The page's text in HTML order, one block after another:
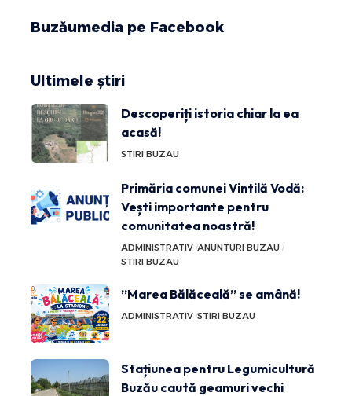
Buzăumedia pe Facebook
Ultimele știri
Descoperiți istoria chiar la ea
acasă!
STIRI BUZAU
Primăria comunei Vintilă Vodă:
Vești importante pentru
comunitatea noastră!
ADMINISTRATIV ANUNTURI BUZAU
STIRI BUZAU
”Marea Bălăceală” se amână!
ADMINISTRATIV STIRI BUZAU
Stațiunea pentru Legumicultură
Buzău caută geamuri vechi